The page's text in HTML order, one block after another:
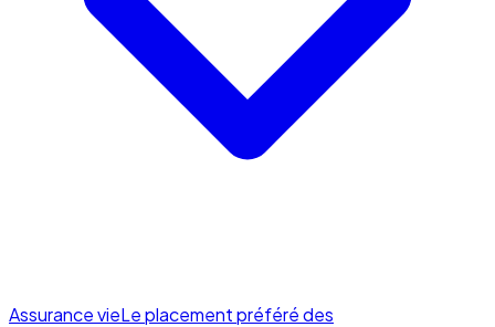
Assurance vieLe placement préféré des